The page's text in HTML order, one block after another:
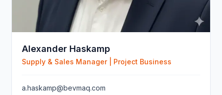
Alexander Haskamp
Supply & Sales Manager | Project Business
a.haskamp@bevmaq.com